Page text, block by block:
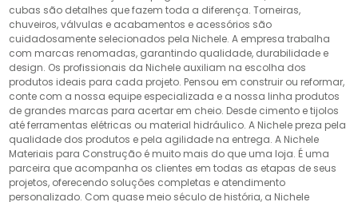
cubas são detalhes que fazem toda a diferença. Torneiras,
chuveiros, válvulas e acabamentos e acessórios são
cuidadosamente selecionados pela Nichele. A empresa trabalha
com marcas renomadas, garantindo qualidade, durabilidade e
design. Os profissionais da Nichele auxiliam na escolha dos
produtos ideais para cada projeto. Pensou em construir ou reformar,
conte com a nossa equipe especializada e a nossa linha produtos
de grandes marcas para acertar em cheio. Desde cimento e tijolos
até ferramentas elétricas ou material hidráulico. A Nichele preza pela
qualidade dos produtos e pela agilidade na entrega. A Nichele
Materiais para Construção é muito mais do que uma loja. É uma
parceira que acompanha os clientes em todas as etapas de seus
projetos, oferecendo soluções completas e atendimento
personalizado. Com quase meio século de história, a Nichele